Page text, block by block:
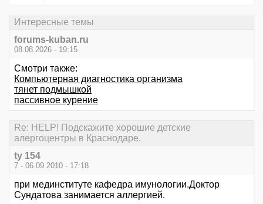
Интересные темы
forums-kuban.ru
08.08.2026 - 19:15
Смотри также:
Компьютерная диагностика организма
тянет подмышкой
пассивное курение
Re: HELP! Подскажите хорошие детские
алергоцентры в Краснодаре.
ty 154
7 - 06.09.2010 - 17:18
при мединституте кафедра имунологии.Доктор
Сундатова занимается аллергией.